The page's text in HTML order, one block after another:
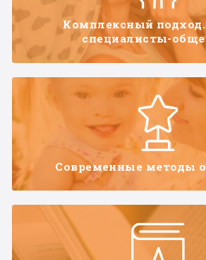
Комплексный
специалисты-
Современные методы